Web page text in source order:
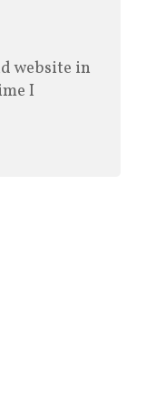
website in
I